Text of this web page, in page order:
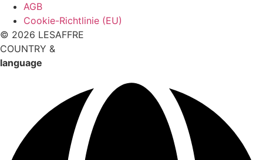
AGB
Cookie-Richtlinie (EU)
© 2026 LESAFFRE
COUNTRY &
language